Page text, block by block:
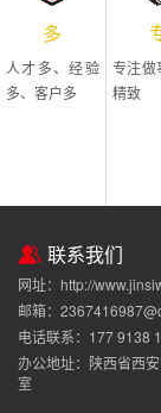
多
人才多、经验
多、客户多
专注做
精致
联系我们
网址：http://
邮箱：
电话联系：177 9138
办公地址：陕西省西
室